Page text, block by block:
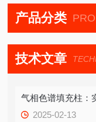
产品分类
技术文章
气相色谱填充柱：
2025-02-13